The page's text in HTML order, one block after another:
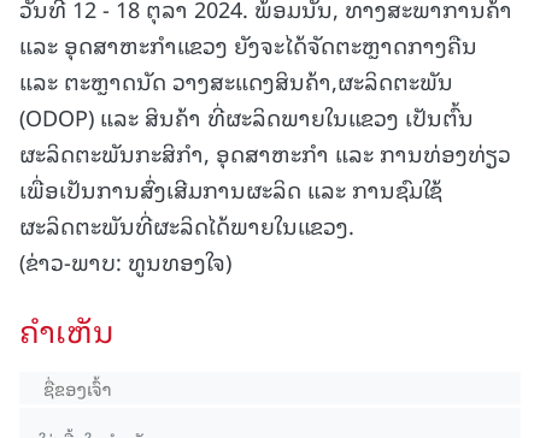
ວັນທີ 12 - 18 ຕຸລາ 2024. ພ້ອມນັ້ນ, ທາງສະພາການຄ້າ
ແລະ ອຸດສາຫະກຳແຂວງ ຍັງຈະໄດ້ຈັດຕະຫຼາດກາງຄືນ
ແລະ ຕະຫຼາດນັດ ວາງສະແດງສິນຄ້າ,ຜະລິດຕະພັນ
(ODOP) ແລະ ສິນຄ້າ ທີ່ຜະລິດພາຍໃນແຂວງ ເປັນຕົ້ນ
ຜະລິດຕະພັນກະສິກຳ, ອຸດສາຫະກຳ ແລະ ການທ່ອງທ່ຽວ
ເພື່ອເປັນການສົ່ງເສີມການຜະລິດ ແລະ ການຊົມໃຊ້
ຜະລິດຕະພັນທີ່ຜະລິດໄດ້ພາຍໃນແຂວງ.
(ຂ່າວ-ພາບ: ທູນທອງໃຈ)
ຄໍາເຫັນ